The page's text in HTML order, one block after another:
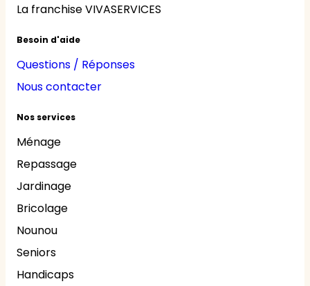
La franchise VIVASERVICES
Besoin d'aide
Questions / Réponses
Nous contacter
Nos services
Ménage
Repassage
Jardinage
Bricolage
Nounou
Seniors
Handicaps